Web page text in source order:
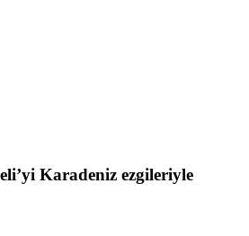
Karadeniz ezgileriyle